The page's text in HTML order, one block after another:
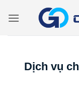
qua
Dịch vụ